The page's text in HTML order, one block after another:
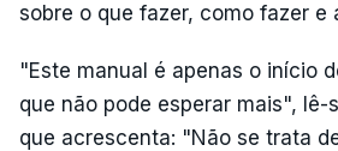
sobre o que fazer, como fazer e
"Este manual é apenas o início
que não pode esperar mais", lê-
que acrescenta: "Não se trata